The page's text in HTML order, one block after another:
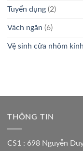
Tuyển dụng (2)
Vách ngăn (6)
Vệ sinh cửa nhôm kính
THÔNG TIN
CS1 : 698 Nguyễn